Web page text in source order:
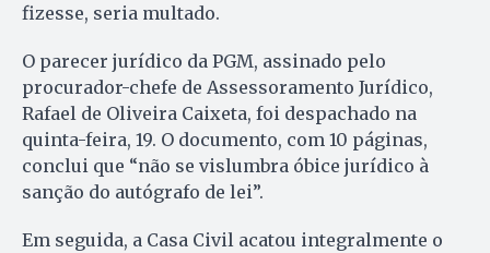
fizesse, seria multado.
O parecer jurídico da PGM, assinado pelo
procurador-chefe de Assessoramento Jurídico,
Rafael de Oliveira Caixeta, foi despachado na
quinta-feira, 19. O documento, com 10 páginas,
conclui que “não se vislumbra óbice jurídico à
sanção do autógrafo de lei”.
Em seguida, a Casa Civil acatou integralmente o